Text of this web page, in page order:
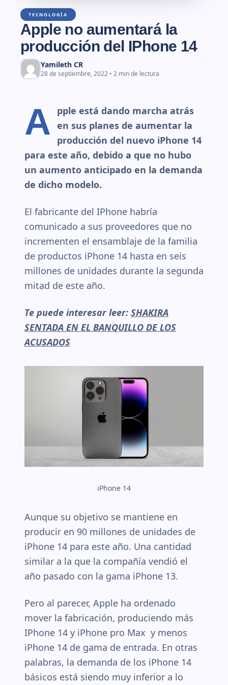
TECNOLOGÍA
Apple no aumentará la
producción del IPhone 14
Yamileth CR
28 de septiembre, 2022 • 2 min de lectura
A
pple está dando marcha atrás
en sus planes de aumentar la
producción del nuevo iPhone 14
para este año, debido a que no hubo
un aumento anticipado en la demanda
de dicho modelo.
El fabricante del IPhone habría
comunicado a sus proveedores que no
incrementen el ensamblaje de la familia
de productos iPhone 14 hasta en seis
millones de unidades durante la segunda
mitad de este año.
Te puede interesar leer: SHAKIRA
SENTADA EN EL BANQUILLO DE LOS
ACUSADOS
iPhone 14
Aunque su objetivo se mantiene en
producir en 90 millones de unidades de
iPhone 14 para este año. Una cantidad
similar a la que la compañía vendió el
año pasado con la gama iPhone 13.
Pero al parecer, Apple ha ordenado
mover la fabricación, produciendo más
IPhone 14 y iPhone pro Max y menos
iPhone 14 de gama de entrada. En otras
palabras, la demanda de los iPhone 14
básicos está siendo muy inferior a lo